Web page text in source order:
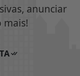
anunciar
mais!